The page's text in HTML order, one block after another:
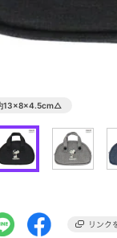
13×8×4.5cm△